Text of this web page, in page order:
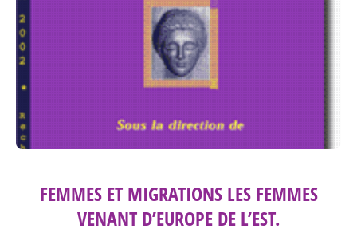
FEMMES ET MIGRATIONS LES FEMMES
VENANT D’EUROPE DE L’EST.